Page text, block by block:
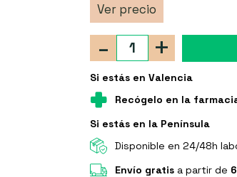
Ver precio
+
-
Si estás en Valencia
Recógelo en la
Si estás en la Península
Disponible en 24/48h
Envío gratis a partir de